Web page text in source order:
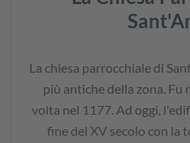
La chiesa parrocchiale di
più antiche della zona. Fu
volta nel 1177. Ad oggi,
fine del XV secolo con la